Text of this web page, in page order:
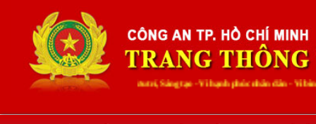
Trung thành, Dũng cảm - Mưu trí, Sáng tạo - Vì hạnh phúc nhân dân - Vì bình